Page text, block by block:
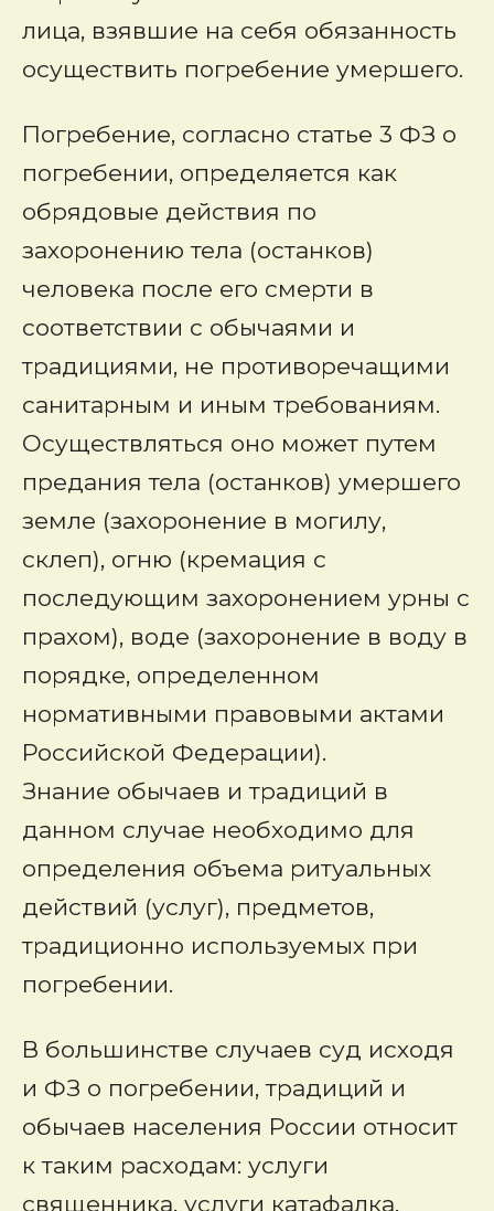
лица, взявшие на себя обязанность
осуществить погребение умершего.
Погребение, согласно статье 3 ФЗ о
погребении, определяется как
обрядовые действия по
захоронению тела (останков)
человека после его смерти в
соответствии с обычаями и
традициями, не противоречащими
санитарным и иным требованиям.
Осуществляться оно может путем
предания тела (останков) умершего
земле (захоронение в могилу,
склеп), огню (кремация с
последующим захоронением урны с
прахом), воде (захоронение в воду в
порядке, определенном
нормативными правовыми актами
Российской Федерации).
Знание обычаев и традиций в
данном случае необходимо для
определения объема ритуальных
действий (услуг), предметов,
традиционно используемых при
погребении.
В большинстве случаев суд исходя
и ФЗ о погребении, традиций и
обычаев населения России относит
к таким расходам: услуги
священника, услуги катафалка,